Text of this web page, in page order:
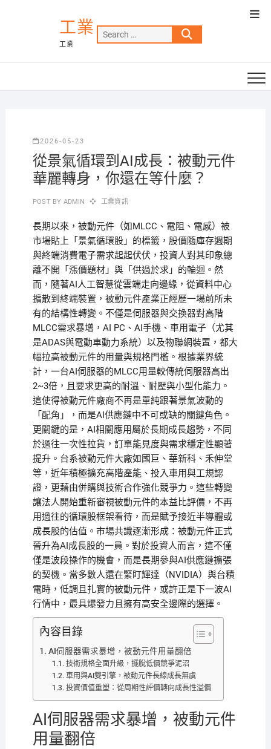
工業
工業
Search
…
2026-05-23
從景氣循環到AI成長：被動元件
華麗轉身，你還在等什麼？
POST BY ADMIN 工業資訊
長期以來，被動元件（如MLCC、電阻、電感）被
市場貼上「景氣循環股」的標籤，股價隨庫存週期
與終端消費電子需求起起伏伏，投資人對其印象總
離不開「漲價題材」與「供過於求」的輪迴。然
而，隨著AI人工智慧從雲端走向邊緣，從資料中心
擴散到終端裝置，被動元件產業正經歷一場前所未
有的結構性轉變。不僅是伺服器與交換器對高階
MLCC需求暴增，AI PC、AI手機、車用電子（尤其
是ADAS與電動車動力系統）以及物聯網裝置，都大
幅拉高被動元件的用量與規格門檻。根據業界統
計，一台AI伺服器的MLCC用量較傳統伺服器高出
2~3倍，且要求更高的耐溫、耐壓與小型化能力。
這使得被動元件廠商不再是單純跟著景氣波動的
「配角」，而是AI供應鏈中不可或缺的關鍵角色。
更關鍵的是，AI相關應用屬於長期成長趨勢，不同
於過往一次性拉貨，訂單能見度與需求穩定性顯著
提升。台系被動元件大廠如國巨、華新科、禾伸堂
等，近年積極擴充高階產能、投入車用與工規認
證，更藉由併購與技術合作強化競爭力。這些轉變
讓法人開始重新審視被動元件的本益比評價，不再
用過往的循環股框架看待，而是賦予接近半導體或
成長股的估值。市場共識逐漸形成：被動元件正式
晉升為AI成長股的一員。對於投資人而言，這不僅
僅是波段操作的機會，而是長期參與AI供應鏈擴張
的契機。當多數人還在緊盯輝達（NVIDIA）與台積
電時，低調且扎實的被動元件，或許正是下一波AI
行情中，最具爆發力且擁有高安全邊際的選擇。
內容目錄
AI伺服器需求暴增，被動元件用量翻倍
技術規格全面升級，擺脫低價競爭泥沼
車用與AI雙引擎，被動元件長線成長無虞
投資價值重塑：從周期性評價轉向成長性溢價
AI伺服器需求暴增，被動元件
用量翻倍